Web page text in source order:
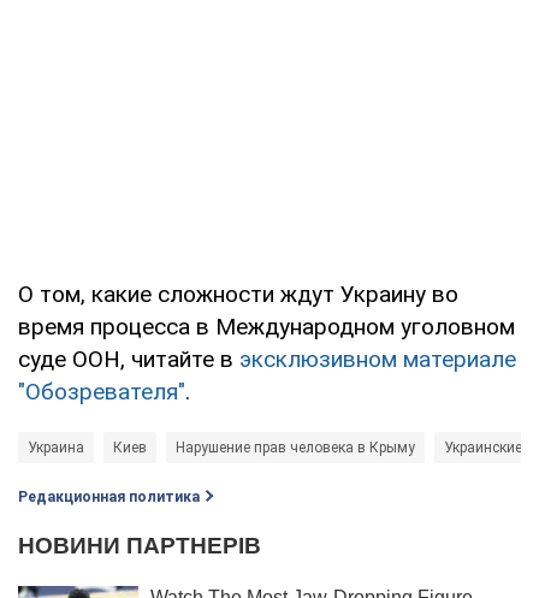
О том, какие сложности ждут Украину во
время процесса в Международном уголовном
суде ООН, читайте в эксклюзивном материале
"Обозревателя".
Украина Киев Нарушение прав человека в Крыму Украинские
Редакционная политика